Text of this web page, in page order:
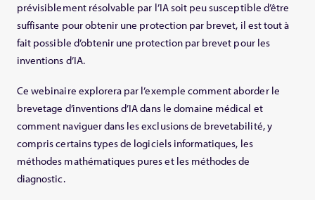
prévisiblement résolvable par l’IA soit peu susceptible d’être
suffisante pour obtenir une protection par brevet, il est tout à
fait possible d’obtenir une protection par brevet pour les
inventions d’IA.
Ce webinaire explorera par l’exemple comment aborder le
brevetage d’inventions d’IA dans le domaine médical et
comment naviguer dans les exclusions de brevetabilité, y
compris certains types de logiciels informatiques, les
méthodes mathématiques pures et les méthodes de
diagnostic.